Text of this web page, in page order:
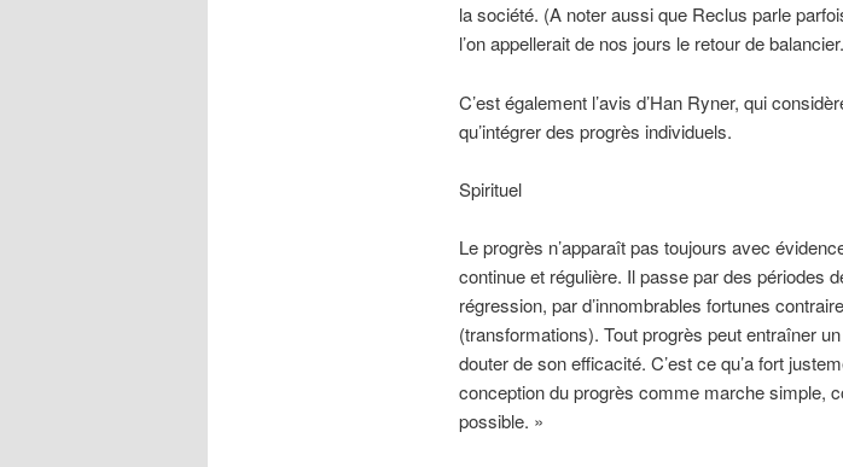
la société. (A noter aussi que Reclus parle
l’on appellerait de nos jours le retour de
C’est également l’avis d’Han Ryner, qui
qu’intégrer des progrès individuels.
Spirituel
Le progrès n’apparaît pas toujours avec
continue et régulière. Il passe par des périodes
régression, par d’innombrables fortunes
(transformations). Tout progrès peut entraîner
douter de son efficacité. C’est ce qu’a fort
conception du progrès comme marche simple,
possible. »